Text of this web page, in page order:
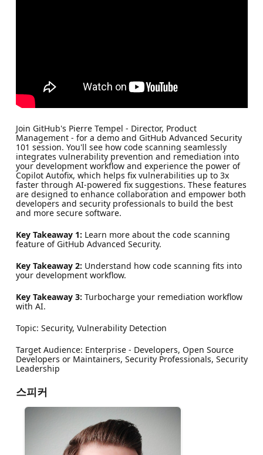
Join GitHub's Pierre Tempel - Director, Product
Management - for a demo and GitHub Advanced Security
101 session. You'll see how code scanning seamlessly
integrates vulnerability prevention and remediation into
your development workflow and experience the power of
Copilot Autofix, which helps fix vulnerabilities up to 3x
faster through AI-powered fix suggestions. These features
are designed to enhance collaboration and empower both
developers and security professionals to build the best
and more secure software.
Key Takeaway 1: Learn more about the code scanning
feature of GitHub Advanced Security.
Key Takeaway 2: Understand how code scanning fits into
your development workflow.
Key Takeaway 3: Turbocharge your remediation workflow
with AI.
Topic: Security, Vulnerability Detection
Target Audience: Enterprise - Developers, Open Source
Developers or Maintainers, Security Professionals, Security
Leadership
스피커